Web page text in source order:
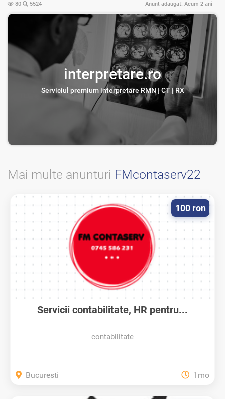
80 5524 Anunt adaugat: Acum 2 ani
interpretare.ro
Serviciul premium interpretare RMN | CT | RX
Mai multe anunturi FMcontaserv22
Servicii contabilitate, HR pentru...
contabilitate
100 ron
Bucuresti 1mo